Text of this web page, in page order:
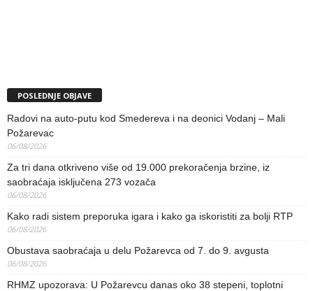
POSLEDNJE OBJAVE
Radovi na auto-putu kod Smedereva i na deonici Vodanj – Mali
Požarevac
06/08/2026
Za tri dana otkriveno više od 19.000 prekoračenja brzine, iz
saobraćaja isključena 273 vozača
06/08/2026
Kako radi sistem preporuka igara i kako ga iskoristiti za bolji RTP
06/08/2026
Obustava saobraćaja u delu Požarevca od 7. do 9. avgusta
06/08/2026
RHMZ upozorava: U Požarevcu danas oko 38 stepeni, toplotni